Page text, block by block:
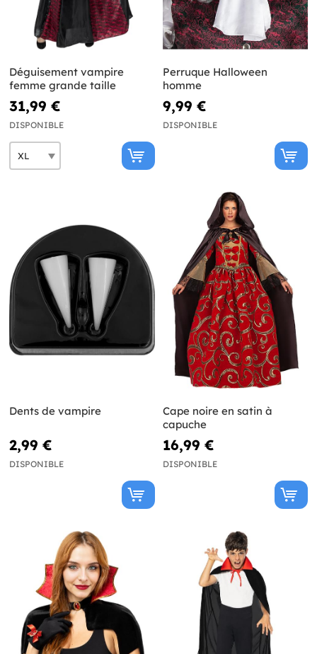
Déguisement vampire
femme grande taille
31,99 €
DISPONIBLE
Perruque Halloween
homme
9,99 €
DISPONIBLE
Dents de vampire
2,99 €
DISPONIBLE
Cape noire en satin à
capuche
16,99 €
DISPONIBLE